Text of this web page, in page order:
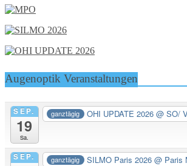
Augenoptik Veranstaltungen
SEP.
19
Sa.
ganztägig OHI UPDATE 2026@ SO/
SEP. ganztägig SILMO Paris 2026@ Paris